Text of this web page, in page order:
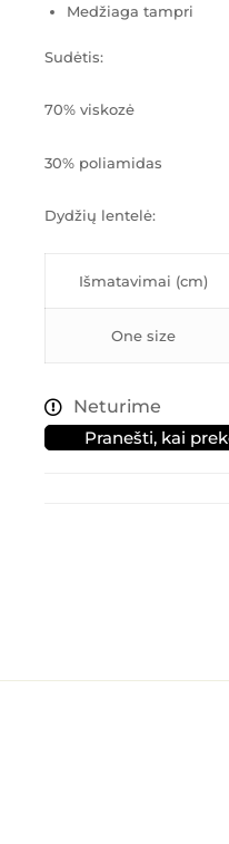
Medžiaga tampri
Sudėtis:
70% viskozė
30% poliamidas
Dydžių lentelė:
Išmatavimai (cm)
One size
Neturime
Pranešti, kai